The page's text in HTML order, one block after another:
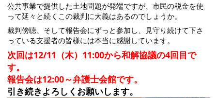
公共事業で提供した土地問題が発端ですが、市民の税金を使
って延々と続くこの裁判に大義はあるのでしょうか。
裁判傍聴、そして報告会にずっと参加し、見守り続けて下さ
っている支援者の皆様には本当に感謝しています。
次回は12/11（木）11:00から和解協議の4回目で
す。
報告会は12:00～弁護士会館です。
引き続きよろしくお願いします。